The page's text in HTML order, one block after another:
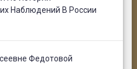
Наблюдений В России
Федотовой